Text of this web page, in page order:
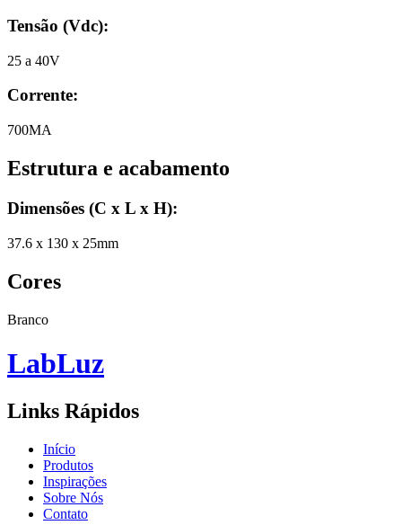
Tensão (Vdc):
25 a 40V
Corrente:
700MA
Estrutura e acabamento
Dimensões (C x L x H):
37.6 x 130 x 25mm
Cores
Branco
LabLuz
Links Rápidos
Início
Produtos
Inspirações
Sobre Nós
Contato